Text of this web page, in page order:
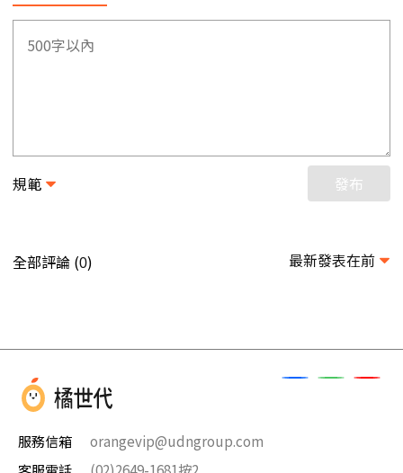
規範 發布
全部評論 (0) 最新發表在前
服務信箱
orangevip@udngroup.com
客服電話
(02)2649-1681按2